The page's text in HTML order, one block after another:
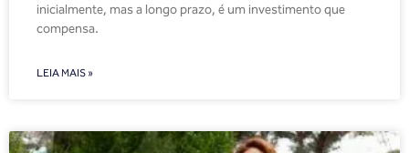
inicialmente, mas a longo prazo, é um investimento que
compensa.
LEIA MAIS »